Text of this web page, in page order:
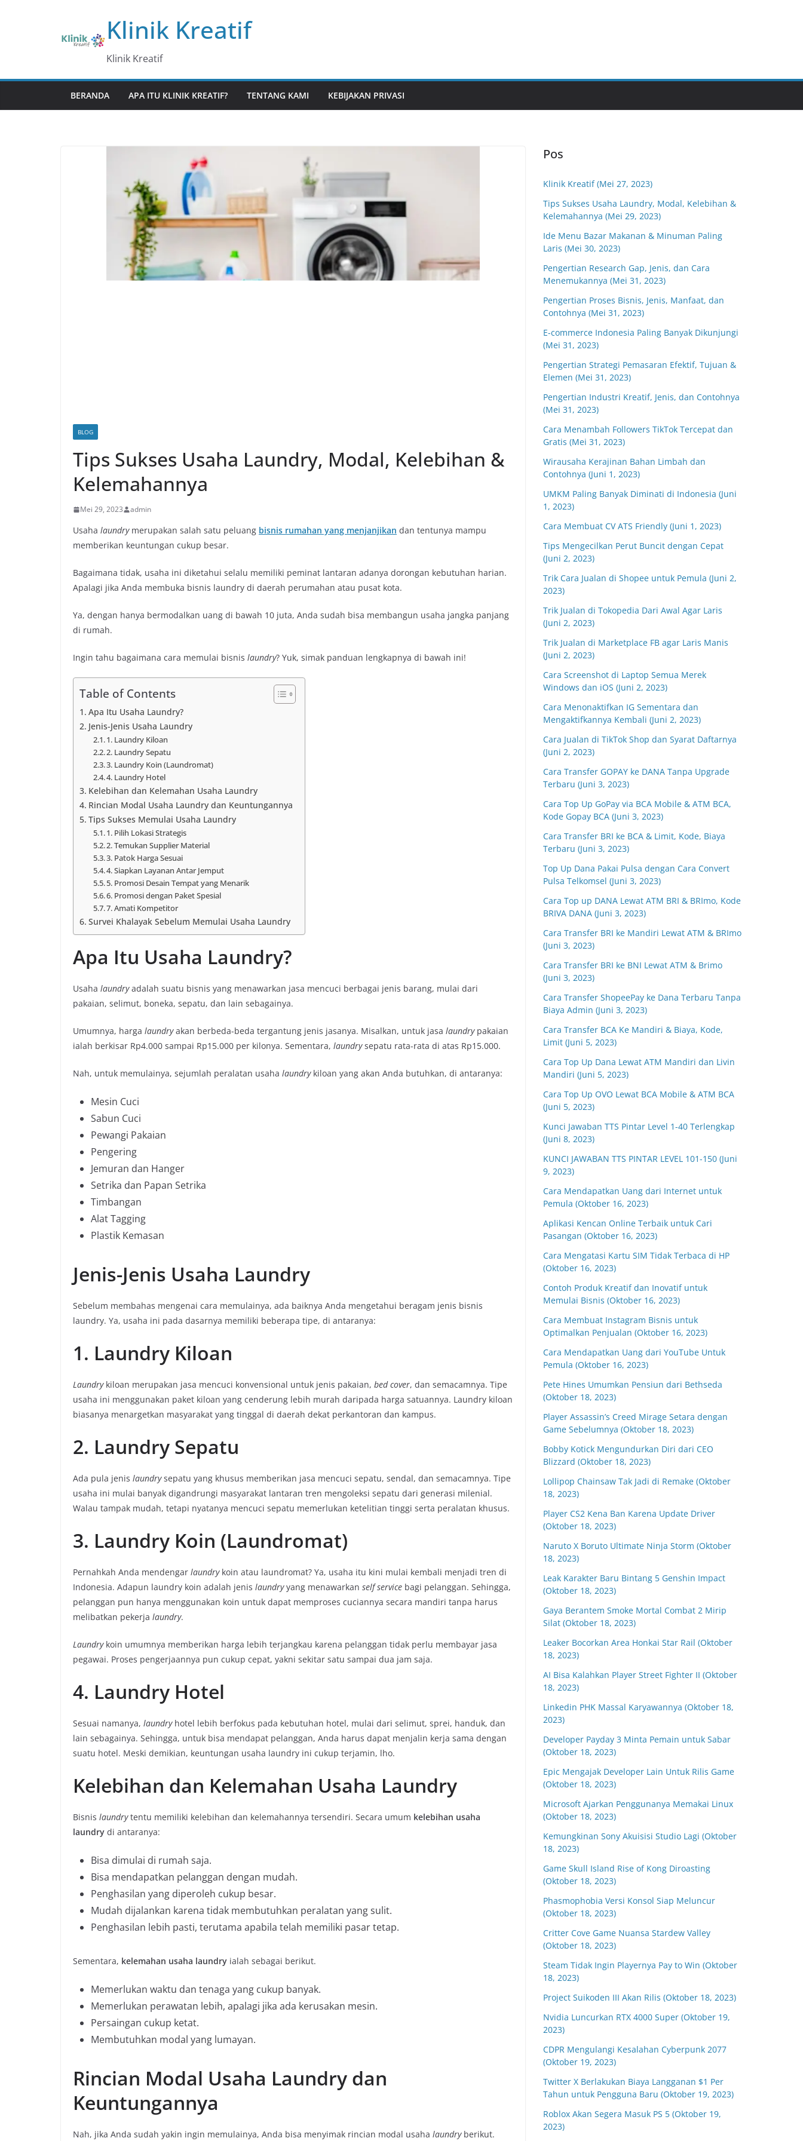
Klinik Kreatif
Klinik Kreatif
BERANDA APA ITU KLINIK KREATIF? TENTANG KAMI KEBIJAKAN PRIVASI
BLOG
Tips Sukses Usaha Laundry, Modal, Kelebihan &
Kelemahannya
Mei 29, 2023 admin
Usaha laundrymerupakan salah satu peluang bisnis rumahan yang menjanjikan dan tentunya mampu
memberikan keuntungan cukup besar.
Bagaimana tidak, usaha ini diketahui selalu memiliki peminat lantaran adanya dorongan kebutuhan harian.
Apalagi jika Anda membuka bisnis laundry di daerah perumahan atau pusat kota.
Ya, dengan hanya bermodalkan uang di bawah 10 juta, Anda sudah bisa membangun usaha jangka panjang
di rumah.
Ingin tahu bagaimana cara memulai bisnis laundry? Yuk, simak panduan lengkapnya di bawah ini!
Table of Contents
Apa Itu Usaha Laundry?
Jenis-Jenis Usaha Laundry
1. Laundry Kiloan
2. Laundry Sepatu
3. Laundry Koin (Laundromat)
4. Laundry Hotel
Kelebihan dan Kelemahan Usaha Laundry
Rincian Modal Usaha Laundry dan Keuntungannya
Tips Sukses Memulai Usaha Laundry
1. Pilih Lokasi Strategis
2. Temukan Supplier Material
3. Patok Harga Sesuai
4. Siapkan Layanan Antar Jemput
5. Promosi Desain Tempat yang Menarik
6. Promosi dengan Paket Spesial
7. Amati Kompetitor
Survei Khalayak Sebelum Memulai Usaha Laundry
Apa Itu Usaha Laundry?
Usaha laundryadalah suatu bisnis yang menawarkan jasa mencuci berbagai jenis barang, mulai dari
pakaian, selimut, boneka, sepatu, dan lain sebagainya.
Umumnya, harga laundryakan berbeda-beda tergantung jenis jasanya. Misalkan, untuk jasa laundrypakaian
ialah berkisar Rp4.000 sampai Rp15.000 per kilonya. Sementara, laundrysepatu rata-rata di atas Rp15.000.
Nah, untuk memulainya, sejumlah peralatan usaha laundrykiloan yang akan Anda butuhkan, di antaranya:
Mesin Cuci
Sabun Cuci
Pewangi Pakaian
Pengering
Jemuran dan Hanger
Setrika dan Papan Setrika
Timbangan
Alat Tagging
Plastik Kemasan
Jenis-Jenis Usaha Laundry
Sebelum membahas mengenai cara memulainya, ada baiknya Anda mengetahui beragam jenis bisnis
laundry. Ya, usaha ini pada dasarnya memiliki beberapa tipe, di antaranya:
1. Laundry Kiloan
Laundrykiloan merupakan jasa mencuci konvensional untuk jenis pakaian, bed cover, dan semacamnya. Tipe
usaha ini menggunakan paket kiloan yang cenderung lebih murah daripada harga satuannya. Laundry kiloan
biasanya menargetkan masyarakat yang tinggal di daerah dekat perkantoran dan kampus.
2. Laundry Sepatu
Ada pula jenis laundrysepatu yang khusus memberikan jasa mencuci sepatu, sendal, dan semacamnya. Tipe
usaha ini mulai banyak digandrungi masyarakat lantaran tren mengoleksi sepatu dari generasi milenial.
Walau tampak mudah, tetapi nyatanya mencuci sepatu memerlukan ketelitian tinggi serta peralatan khusus.
3. Laundry Koin (Laundromat)
Pernahkah Anda mendengar laundrykoin atau laundromat? Ya, usaha itu kini mulai kembali menjadi tren di
Indonesia. Adapun laundry koin adalah jenis laundryyang menawarkan self service bagi pelanggan. Sehingga,
pelanggan pun hanya menggunakan koin untuk dapat memproses cuciannya secara mandiri tanpa harus
melibatkan pekerja laundry.
Laundrykoin umumnya memberikan harga lebih terjangkau karena pelanggan tidak perlu membayar jasa
pegawai. Proses pengerjaannya pun cukup cepat, yakni sekitar satu sampai dua jam saja.
4. Laundry Hotel
Sesuai namanya, laundryhotel lebih berfokus pada kebutuhan hotel, mulai dari selimut, sprei, handuk, dan
lain sebagainya. Sehingga, untuk bisa mendapat pelanggan, Anda harus dapat menjalin kerja sama dengan
suatu hotel. Meski demikian, keuntungan usaha laundry ini cukup terjamin, lho.
Kelebihan dan Kelemahan Usaha Laundry
Bisnis laundrytentu memiliki kelebihan dan kelemahannya tersendiri. Secara umum kelebihan usaha
laundry di antaranya:
Bisa dimulai di rumah saja.
Bisa mendapatkan pelanggan dengan mudah.
Penghasilan yang diperoleh cukup besar.
Mudah dijalankan karena tidak membutuhkan peralatan yang sulit.
Penghasilan lebih pasti, terutama apabila telah memiliki pasar tetap.
Sementara, kelemahan usaha laundry ialah sebagai berikut.
Memerlukan waktu dan tenaga yang cukup banyak.
Memerlukan perawatan lebih, apalagi jika ada kerusakan mesin.
Persaingan cukup ketat.
Membutuhkan modal yang lumayan.
Rincian Modal Usaha Laundry dan
Keuntungannya
Nah, jika Anda sudah yakin ingin memulainya, Anda bisa menyimak rincian modal usaha laundryberikut.
Pos
Klinik Kreatif (Mei 27, 2023)
Tips Sukses Usaha Laundry, Modal, Kelebihan &
Kelemahannya (Mei 29, 2023)
Ide Menu Bazar Makanan & Minuman Paling
Laris (Mei 30, 2023)
Pengertian Research Gap, Jenis, dan Cara
Menemukannya (Mei 31, 2023)
Pengertian Proses Bisnis, Jenis, Manfaat, dan
Contohnya (Mei 31, 2023)
E-commerce Indonesia Paling Banyak Dikunjungi
(Mei 31, 2023)
Pengertian Strategi Pemasaran Efektif, Tujuan &
Elemen (Mei 31, 2023)
Pengertian Industri Kreatif, Jenis, dan Contohnya
(Mei 31, 2023)
Cara Menambah Followers TikTok Tercepat dan
Gratis (Mei 31, 2023)
Wirausaha Kerajinan Bahan Limbah dan
Contohnya (Juni 1, 2023)
UMKM Paling Banyak Diminati di Indonesia (Juni
1, 2023)
Cara Membuat CV ATS Friendly (Juni 1, 2023)
Tips Mengecilkan Perut Buncit dengan Cepat
(Juni 2, 2023)
Trik Cara Jualan di Shopee untuk Pemula (Juni 2,
2023)
Trik Jualan di Tokopedia Dari Awal Agar Laris
(Juni 2, 2023)
Trik Jualan di Marketplace FB agar Laris Manis
(Juni 2, 2023)
Cara Screenshot di Laptop Semua Merek
Windows dan iOS (Juni 2, 2023)
Cara Menonaktifkan IG Sementara dan
Mengaktifkannya Kembali (Juni 2, 2023)
Cara Jualan di TikTok Shop dan Syarat Daftarnya
(Juni 2, 2023)
Cara Transfer GOPAY ke DANA Tanpa Upgrade
Terbaru (Juni 3, 2023)
Cara Top Up GoPay via BCA Mobile & ATM BCA,
Kode Gopay BCA (Juni 3, 2023)
Cara Transfer BRI ke BCA & Limit, Kode, Biaya
Terbaru (Juni 3, 2023)
Top Up Dana Pakai Pulsa dengan Cara Convert
Pulsa Telkomsel (Juni 3, 2023)
Cara Top up DANA Lewat ATM BRI & BRImo, Kode
BRIVA DANA (Juni 3, 2023)
Cara Transfer BRI ke Mandiri Lewat ATM & BRImo
(Juni 3, 2023)
Cara Transfer BRI ke BNI Lewat ATM & Brimo
(Juni 3, 2023)
Cara Transfer ShopeePay ke Dana Terbaru Tanpa
Biaya Admin (Juni 3, 2023)
Cara Transfer BCA Ke Mandiri & Biaya, Kode,
Limit (Juni 5, 2023)
Cara Top Up Dana Lewat ATM Mandiri dan Livin
Mandiri (Juni 5, 2023)
Cara Top Up OVO Lewat BCA Mobile & ATM BCA
(Juni 5, 2023)
Kunci Jawaban TTS Pintar Level 1-40 Terlengkap
(Juni 8, 2023)
KUNCI JAWABAN TTS PINTAR LEVEL 101-150 (Juni
9, 2023)
Cara Mendapatkan Uang dari Internet untuk
Pemula (Oktober 16, 2023)
Aplikasi Kencan Online Terbaik untuk Cari
Pasangan (Oktober 16, 2023)
Cara Mengatasi Kartu SIM Tidak Terbaca di HP
(Oktober 16, 2023)
Contoh Produk Kreatif dan Inovatif untuk
Memulai Bisnis (Oktober 16, 2023)
Cara Membuat Instagram Bisnis untuk
Optimalkan Penjualan (Oktober 16, 2023)
Cara Mendapatkan Uang dari YouTube Untuk
Pemula (Oktober 16, 2023)
Pete Hines Umumkan Pensiun dari Bethseda
(Oktober 18, 2023)
Player Assassin’s Creed Mirage Setara dengan
Game Sebelumnya (Oktober 18, 2023)
Bobby Kotick Mengundurkan Diri dari CEO
Blizzard (Oktober 18, 2023)
Lollipop Chainsaw Tak Jadi di Remake (Oktober
18, 2023)
Player CS2 Kena Ban Karena Update Driver
(Oktober 18, 2023)
Naruto X Boruto Ultimate Ninja Storm (Oktober
18, 2023)
Leak Karakter Baru Bintang 5 Genshin Impact
(Oktober 18, 2023)
Gaya Berantem Smoke Mortal Combat 2 Mirip
Silat (Oktober 18, 2023)
Leaker Bocorkan Area Honkai Star Rail (Oktober
18, 2023)
AI Bisa Kalahkan Player Street Fighter II (Oktober
18, 2023)
Linkedin PHK Massal Karyawannya (Oktober 18,
2023)
Developer Payday 3 Minta Pemain untuk Sabar
(Oktober 18, 2023)
Epic Mengajak Developer Lain Untuk Rilis Game
(Oktober 18, 2023)
Microsoft Ajarkan Penggunanya Memakai Linux
(Oktober 18, 2023)
Kemungkinan Sony Akuisisi Studio Lagi (Oktober
18, 2023)
Game Skull Island Rise of Kong Diroasting
(Oktober 18, 2023)
Phasmophobia Versi Konsol Siap Meluncur
(Oktober 18, 2023)
Critter Cove Game Nuansa Stardew Valley
(Oktober 18, 2023)
Steam Tidak Ingin Playernya Pay to Win (Oktober
18, 2023)
Project Suikoden III Akan Rilis (Oktober 18, 2023)
Nvidia Luncurkan RTX 4000 Super (Oktober 19,
2023)
CDPR Mengulangi Kesalahan Cyberpunk 2077
(Oktober 19, 2023)
Twitter X Berlakukan Biaya Langganan $1 Per
Tahun untuk Pengguna Baru (Oktober 19, 2023)
Roblox Akan Segera Masuk PS 5 (Oktober 19,
2023)